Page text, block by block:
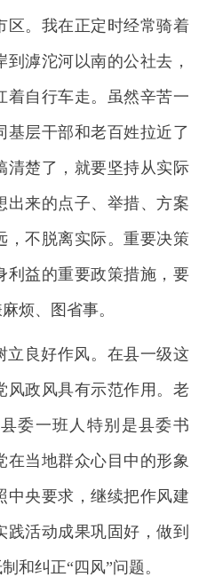
区。我在正定时经常骑着
滹沱河以南的公社去，
着自行车走。虽然辛苦一
基层干部和老百姓拉近了
清楚了，就要坚持从实际
出来的点子、举措、方案
，不脱离实际。重要决策
利益的重要政策措施，要
烦、图省事。
良好作风。在县一级这
风政风具有示范作用。老
委一班人特别是县委书
当地群众心目中的形象
中央要求，继续把作风建
活动成果巩固好，做到
和纠正“四风”问题。